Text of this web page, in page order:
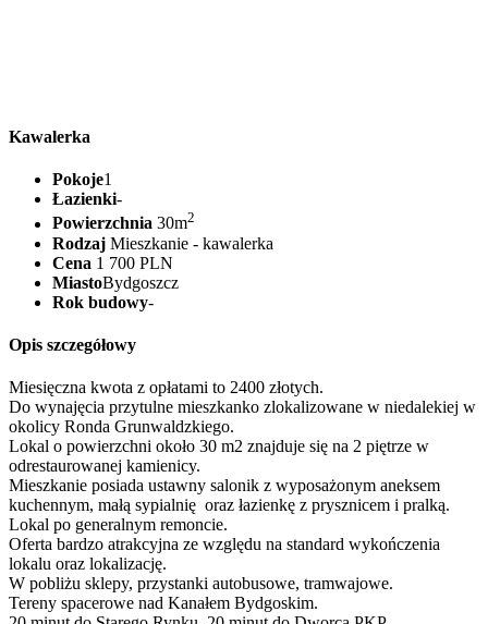
Kawalerka
Pokoje1
Łazienki-
Powierzchnia 30m2
Rodzaj Mieszkanie - kawalerka
Cena 1 700 PLN
MiastoBydgoszcz
Rok budowy-
Opis szczegółowy
Miesięczna kwota z opłatami to 2400 złotych.
Do wynajęcia przytulne mieszkanko zlokalizowane w niedalekiej w
okolicy Ronda Grunwaldzkiego.
Lokal o powierzchni około 30 m2 znajduje się na 2 piętrze w
odrestaurowanej kamienicy.
Mieszkanie posiada ustawny salonik z wyposażonym aneksem
kuchennym, małą sypialnię oraz łazienkę z prysznicem i pralką.
Lokal po generalnym remoncie.
Oferta bardzo atrakcyjna ze względu na standard wykończenia
lokalu oraz lokalizację.
W pobliżu sklepy, przystanki autobusowe, tramwajowe.
Tereny spacerowe nad Kanałem Bydgoskim.